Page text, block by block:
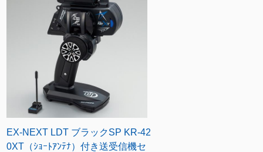
EX-NEXT LDT ブラックSP KR-42
0XT（ｼｮｰﾄｱﾝﾃﾅ）付き送受信機セ